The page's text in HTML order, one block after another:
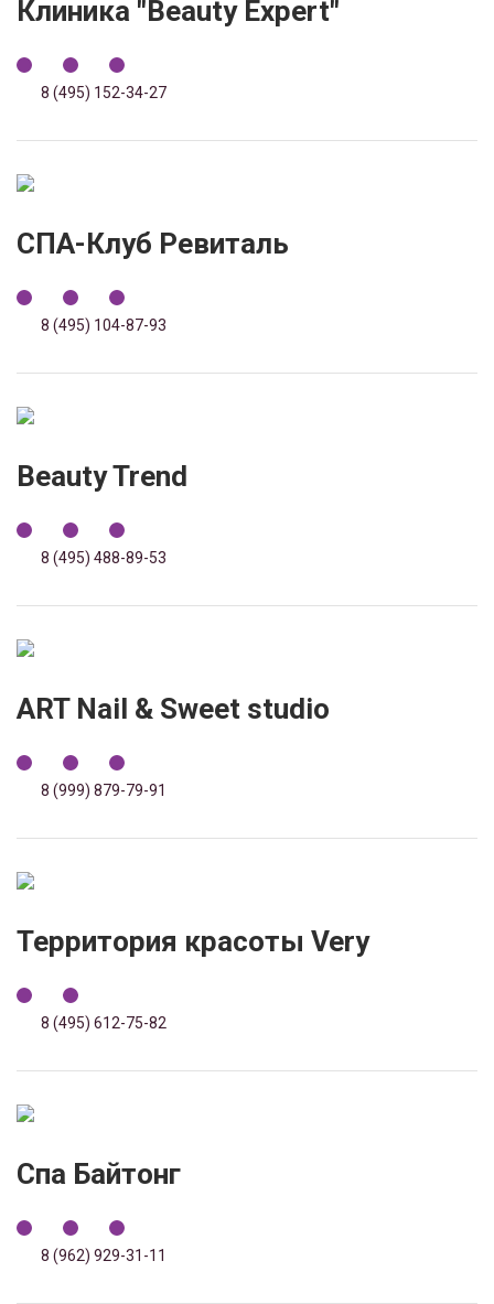
Клиника "Beauty Expert"
8 (495) 152-34-27
СПА-Клуб Ревиталь
8 (495) 104-87-93
Beauty Trend
8 (495) 488-89-53
ART Nail & Sweet studio
8 (999) 879-79-91
Территория красоты Very
8 (495) 612-75-82
Спа Байтонг
8 (962) 929-31-11